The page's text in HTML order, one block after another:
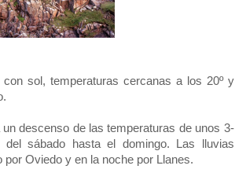
sol, temperaturas cercanas a los 20º y
descenso de las temperaturas de unos 3-
sábado hasta el domingo. Las lluvias
Oviedo y en la noche por Llanes.